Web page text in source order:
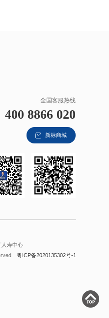
全国客服热线
400 8866 020
新标商城
人寿中心
粤ICP备2020135302号-1